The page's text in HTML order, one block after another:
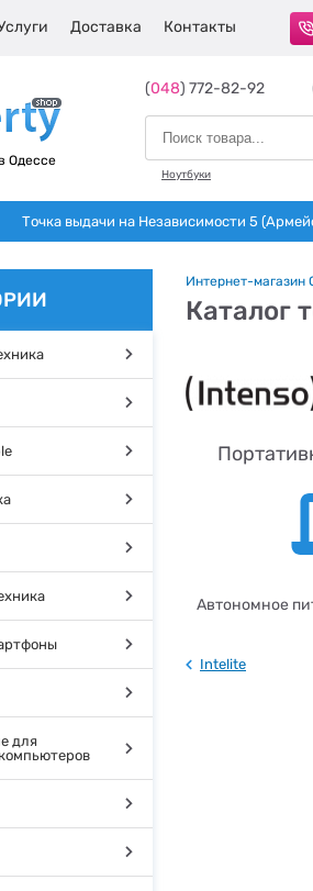
Доставка Контакты
Одессе
(048) 772-82-92
Ноутбуки
Точка выдачи на Независимости 5
для
Интернет-магазин
Каталог
Автономное
Intelite